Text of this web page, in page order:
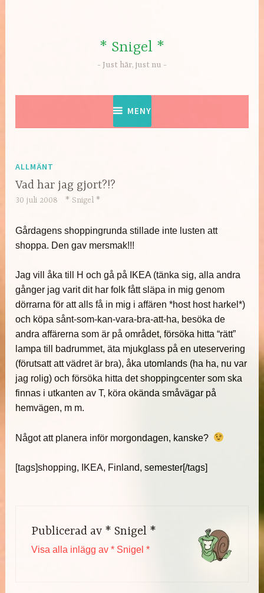
* Snigel *
Just här, just nu
MENY
ALLMÄNT
Vad har jag gjort?!?
30 juli 2008 * Snigel *
Gårdagens shoppingrunda stillade inte lusten att
shoppa. Den gav mersmak!!!
Jag vill åka till H och gå på IKEA (tänka sig, alla andra
gånger jag varit dit har folk fått släpa in mig genom
dörrarna för att alls få in mig i affären *host host harkel*)
och köpa sånt-som-kan-vara-bra-att-ha, besöka de
andra affärerna som är på området, försöka hitta “rätt”
lampa till badrummet, äta mjukglass på en uteservering
(förutsatt att vädret är bra), åka utomlands (ha ha, nu var
jag rolig) och försöka hitta det shoppingcenter som ska
finnas i utkanten av T, köra okända småvägar på
hemvägen, m m.
Något att planera inför morgondagen, kanske?
[tags]shopping, IKEA, Finland, semester[/tags]
Publicerad av * Snigel *
Visa alla inlägg av * Snigel *